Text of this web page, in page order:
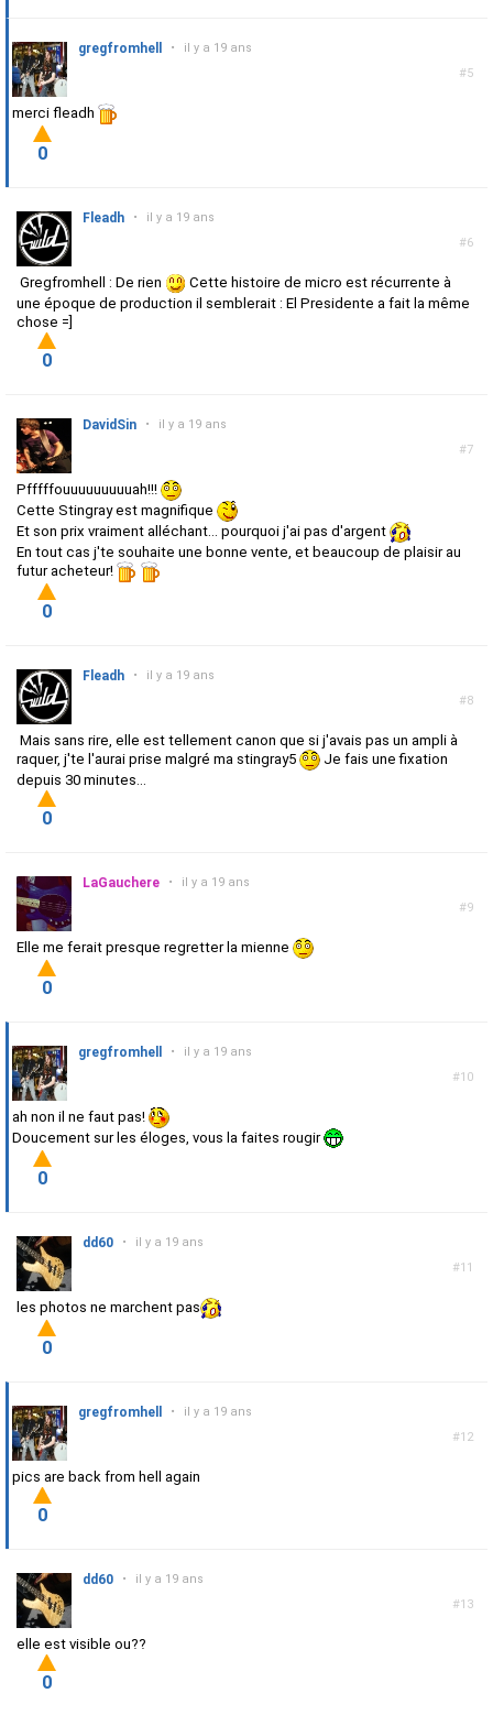
#5
gregfromhell • il y a 19 ans
merci fleadh
0
#6
Fleadh • il y a 19 ans
Gregfromhell : De rien
Cette histoire de micro est récurrente à
une époque de production il semblerait : El Presidente a fait la même
chose =]
0
#7
DavidSin • il y a 19 ans
Pfffffouuuuuuuuuah!!!
Cette Stingray est magnifique
Et son prix vraiment alléchant... pourquoi j'ai pas d'argent
En tout cas j'te souhaite une bonne vente, et beaucoup de plaisir au
futur acheteur!
0
#8
Fleadh • il y a 19 ans
Mais sans rire, elle est tellement canon que si j'avais pas un ampli à
raquer, j'te l'aurai prise malgré ma stingray5
Je fais une fixation
depuis 30 minutes...
0
#9
LaGauchere • il y a 19 ans
Elle me ferait presque regretter la mienne
0
#10
gregfromhell • il y a 19 ans
ah non il ne faut pas!
Doucement sur les éloges, vous la faites rougir
0
#11
dd60 • il y a 19 ans
les photos ne marchent pas
0
#12
gregfromhell • il y a 19 ans
pics are back from hell again
0
#13
dd60 • il y a 19 ans
elle est visible ou??
0